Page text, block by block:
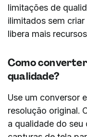
limitações de
ilimitados sem
libera mais
Como
qualidade?
Use um conversor
resolução original.
a qualidade do